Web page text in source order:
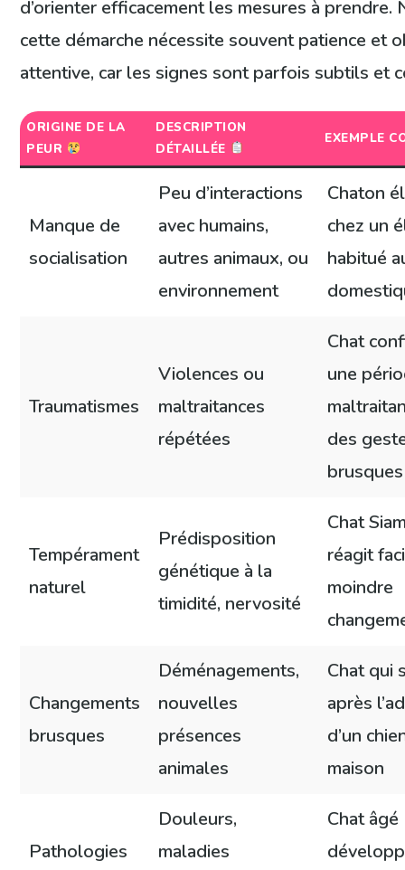
d’orienter efficacement les mesures à prendre.
cette démarche nécessite souvent patience et
attentive, car les signes sont parfois subtils et
ORIGINE DE LA
PEUR
DESCRIPTION
DÉTAILLÉE
EXEMPLE
Manque de
socialisation
Peu d’interactions
avec humains,
autres animaux, ou
environnement
Chaton
chez un
habitué
Traumatismes
Violences ou
maltraitances
répétées
Chat
une
des
brusques
Tempérament
naturel
Prédisposition
génétique à la
timidité, nervosité
Chat
réagit
moindre
Changements
brusques
Déménagements,
nouvelles
présences
animales
Chat qui
après
d’un
maison
Pathologies
Douleurs,
maladies
Chat âgé